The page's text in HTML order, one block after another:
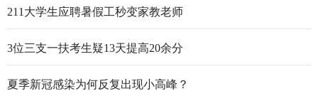
211大学生应聘暑假工秒变家教老师
3位三支一扶考生疑13天提高20余分
夏季新冠感染为何反复出现小高峰？